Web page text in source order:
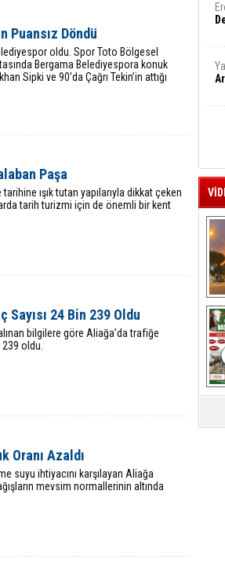
Puansız Döndü
oldu. Spor Toto Bölgesel
Bergama Belediyespora konuk
Sipki ve 90’da Çağrı Tekin’in attığı
Paşa
ışık tutan yapılarıyla dikkat çeken
tarih turizmi için de önemli bir kent
Sayısı 24 Bin 239 Oldu
bilgilere göre Aliağa’da trafiğe
239 oldu.
Oranı Azaldı
suyu ihtiyacını karşılayan Aliağa
mevsim normallerinin altında